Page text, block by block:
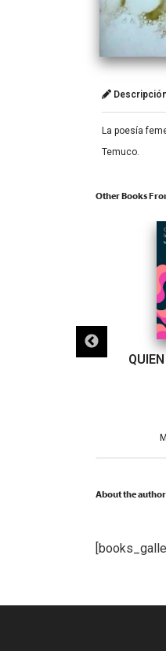
La poesía
Temuco.
Other Books
About the author